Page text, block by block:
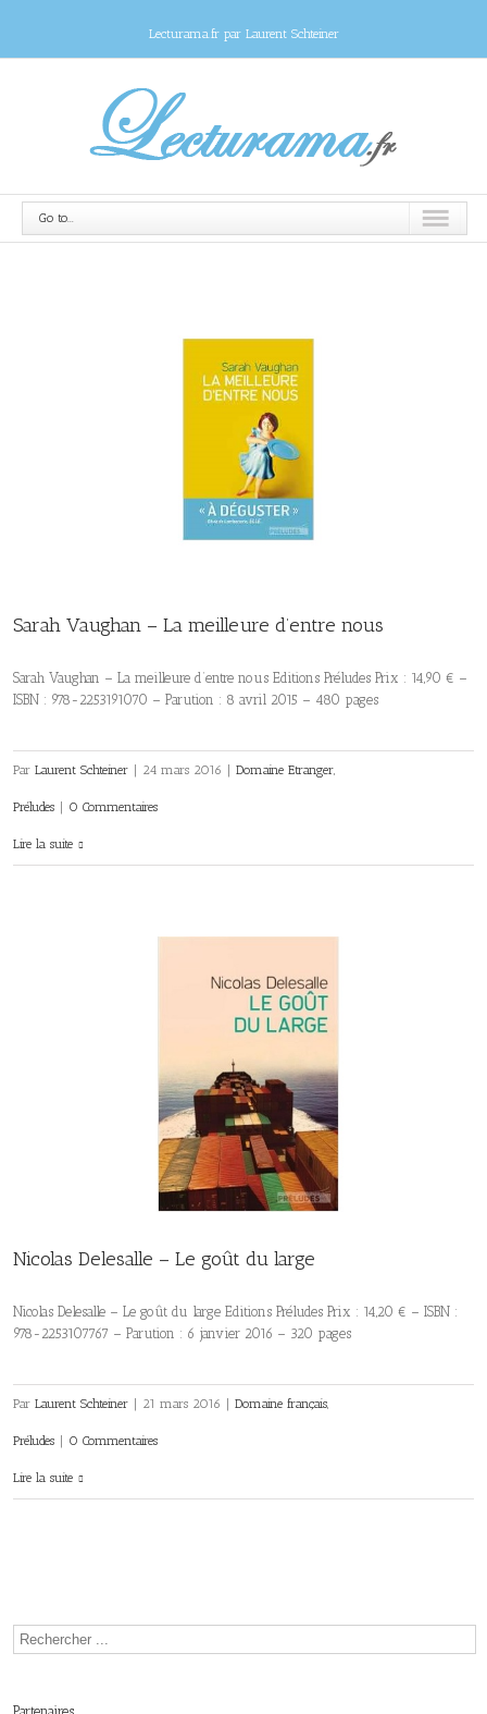
Lecturama.fr par Laurent Schteiner
Go to...
Sarah Vaughan – La meilleure d’entre nous
Sarah Vaughan – La meilleure d’entre nous Editions Préludes Prix : 14,90 € –
ISBN : 978-2253191070 – Parution : 8 avril 2015 – 480 pages
Par Laurent Schteiner 24 mars 2016 Domaine Etranger,
Préludes 0 Commentaires
Lire la suite
Nicolas Delesalle – Le goût du large
Nicolas Delesalle – Le goût du large Editions Préludes Prix : 14,20 € – ISBN :
978-2253107767 – Parution : 6 janvier 2016 – 320 pages
Par Laurent Schteiner 21 mars 2016 Domaine français,
Préludes 0 Commentaires
Lire la suite